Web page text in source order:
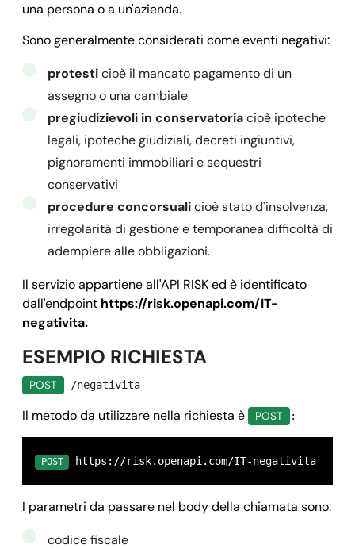
una persona o a un'azienda.
Sono generalmente considerati come eventi negativi:
protesticioè il mancato pagamento di un
assegno o una cambiale
pregiudizievoli in conservatoriacioè ipoteche
legali, ipoteche giudiziali, decreti ingiuntivi,
pignoramenti immobiliari e sequestri
conservativi
procedure concorsualicioè stato d'insolvenza,
irregolarità di gestione e temporanea difficoltà di
adempiere alle obbligazioni.
Il servizioappartiene all'API RISK ed è identificato
dall'endpoint https://risk.openapi.com/IT-
negativita.
ESEMPIO RICHIESTA
POST /negativita
Il metodo da utilizzare nella richiesta è POST :
POST https://risk.openapi.com/IT-negativita
I parametri da passare nel body della chiamata sono:
codice fiscale